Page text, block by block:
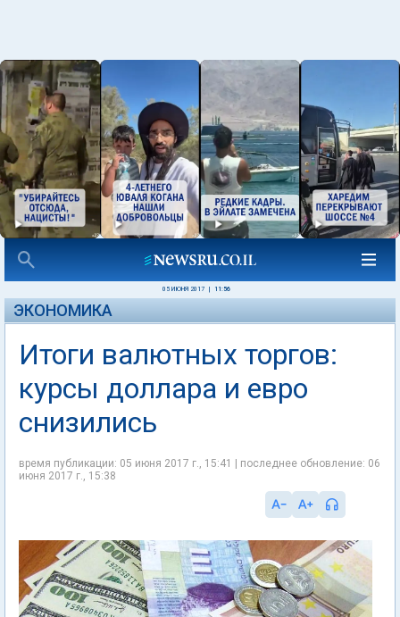
05 ИЮНЯ 2017 11:56
ЭКОНОМИКА
Итоги валютных торгов:
курсы доллара и евро
снизились
время публикации: 05 июня 2017 г., 15:41 | последнее обновление: 06
июня 2017 г., 15:38